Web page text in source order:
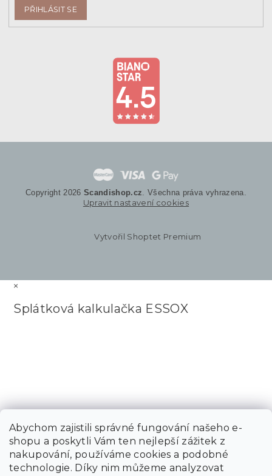
Abychom zajistili správné fungování našeho e-
shopu a poskytli Vám ten nejlepší zážitek z
nakupování, používáme cookies a podobné
technologie. Díky nim můžeme analyzovat
PŘIHLÁSIT SE
Vytvořil Shoptet Premium
Copyright 2026 Scandishop.cz . Všechna práva vyhrazena.
Upravit nastavení cookies
×
Splátková kalkulačka ESSOX